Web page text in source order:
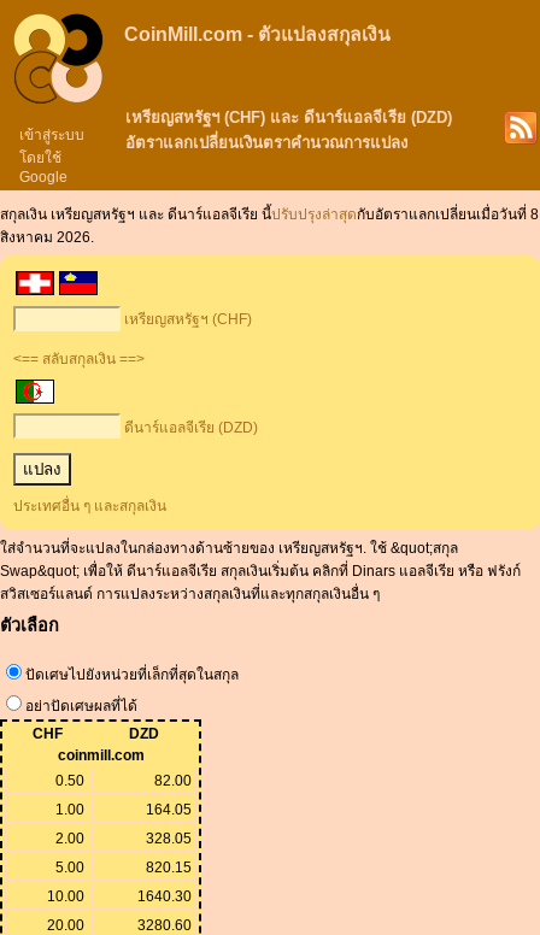
เข้าสู่ระบบ
โดยใช้
Google
CoinMill.com - ตัวแปลงสกุลเงิน
เหรียญสหรัฐฯ (CHF) และ ดีนาร์แอลจีเรีย (DZD)
อัตราแลกเปลี่ยนเงินตราคำนวณการแปลง
สกุลเงิน เหรียญสหรัฐฯ และ ดีนาร์แอลจีเรีย นี้ปรับปรุงล่าสุดกับอัตราแลกเปลี่ยนเมื่อวันที่ 8
สิงหาคม 2026.
เหรียญสหรัฐฯ (CHF)
<== สลับสกุลเงิน ==>
ดีนาร์แอลจีเรีย (DZD)
ประเทศอื่น ๆ และสกุลเงิน
ใส่จำนวนที่จะแปลงในกล่องทางด้านซ้ายของ เหรียญสหรัฐฯ. ใช้ &quot;สกุล
Swap&quot; เพื่อให้ ดีนาร์แอลจีเรีย สกุลเงินเริ่มต้น คลิกที่ Dinars แอลจีเรีย หรือ ฟรังก์
สวิสเซอร์แลนด์ การแปลงระหว่างสกุลเงินที่และทุกสกุลเงินอื่น ๆ
ตัวเลือก
ปัดเศษไปยังหน่วยที่เล็กที่สุดในสกุล
อย่าปัดเศษผลที่ได้
CHF
DZD
coinmill.com
0.50
82.00
1.00
164.05
2.00
328.05
5.00
820.15
10.00
1640.30
20.00
3280.60